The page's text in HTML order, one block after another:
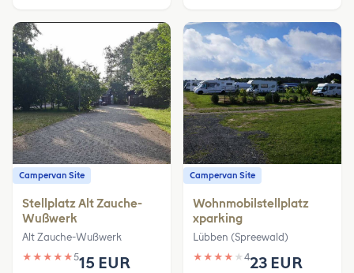
Campervan Site
Stellplatz Alt Zauche-
Wußwerk
Alt Zauche-Wußwerk
★ ★ ★ ★ ★515 EUR
Campervan Site
Wohnmobilstellplatz
xparking
Lübben (Spreewald)
★ ★ ★ ★ ★ 423 EUR